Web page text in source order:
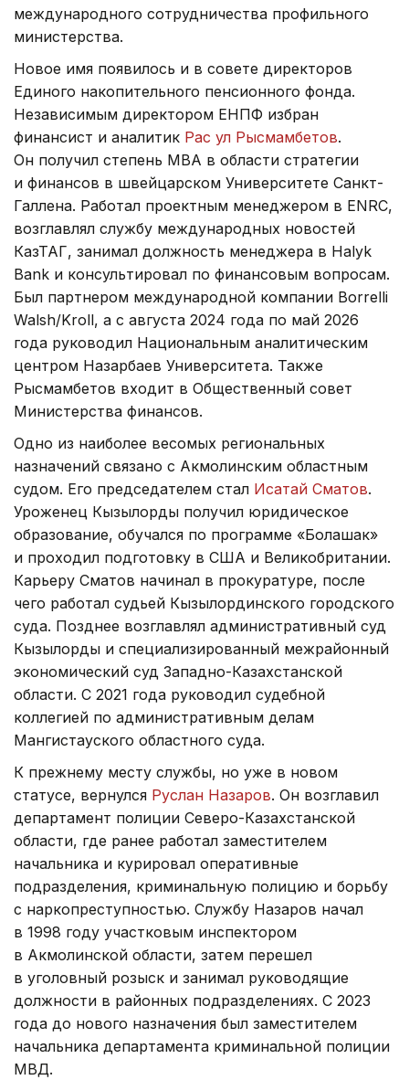
международного сотрудничества профильного
министерства.
Новое имя появилось и в совете директоров
Единого накопительного пенсионного фонда.
Независимым директором ЕНПФ избран
финансист и аналитик Рас ул Рысмамбетов.
Он получил степень MBA в области стратегии
и финансов в швейцарском Университете Санкт-
Галлена. Работал проектным менеджером в ENRC,
возглавлял службу международных новостей
КазТАГ, занимал должность менеджера в Halyk
Bank и консультировал по финансовым вопросам.
Был партнером международной компании Borrelli
Walsh/Kroll, а с августа 2024 года по май 2026
года руководил Национальным аналитическим
центром Назарбаев Университета. Также
Рысмамбетов входит в Общественный совет
Министерства финансов.
Одно из наиболее весомых региональных
назначений связано с Акмолинским областным
судом. Его председателем стал Исатай Сматов.
Уроженец Кызылорды получил юридическое
образование, обучался по программе «Болашак»
и проходил подготовку в США и Великобритании.
Карьеру Сматов начинал в прокуратуре, после
чего работал судьей Кызылординского городского
суда. Позднее возглавлял административный суд
Кызылорды и специализированный межрайонный
экономический суд Западно-Казахстанской
области. С 2021 года руководил судебной
коллегией по административным делам
Мангистауского областного суда.
К прежнему месту службы, но уже в новом
статусе, вернулся Руслан Назаров. Он возглавил
департамент полиции Северо-Казахстанской
области, где ранее работал заместителем
начальника и курировал оперативные
подразделения, криминальную полицию и борьбу
с наркопреступностью. Службу Назаров начал
в 1998 году участковым инспектором
в Акмолинской области, затем перешел
в уголовный розыск и занимал руководящие
должности в районных подразделениях. С 2023
года до нового назначения был заместителем
начальника департамента криминальной полиции
МВД.